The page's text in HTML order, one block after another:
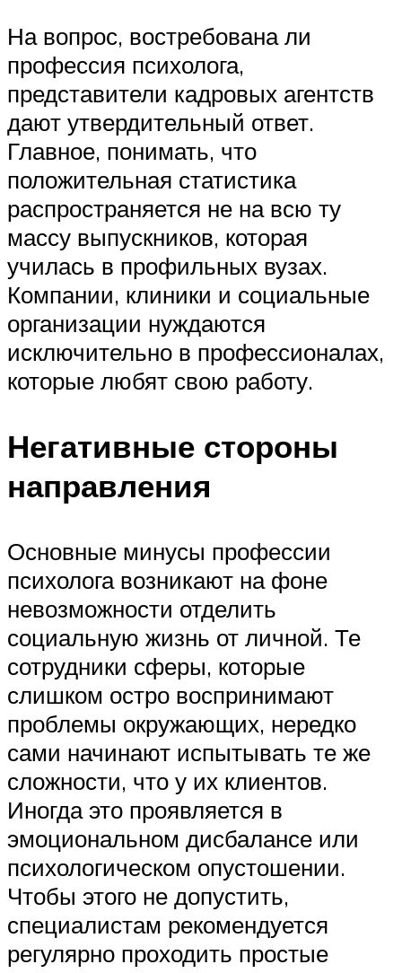
На вопрос, востребована ли
профессия психолога,
представители кадровых агентств
дают утвердительный ответ.
Главное, понимать, что
положительная статистика
распространяется не на всю ту
массу выпускников, которая
училась в профильных вузах.
Компании, клиники и социальные
организации нуждаются
исключительно в профессионалах,
которые любят свою работу.
Негативные стороны
направления
Основные минусы профессии
психолога возникают на фоне
невозможности отделить
социальную жизнь от личной. Те
сотрудники сферы, которые
слишком остро воспринимают
проблемы окружающих, нередко
сами начинают испытывать те же
сложности, что у их клиентов.
Иногда это проявляется в
эмоциональном дисбалансе или
психологическом опустошении.
Чтобы этого не допустить,
специалистам рекомендуется
регулярно проходить простые